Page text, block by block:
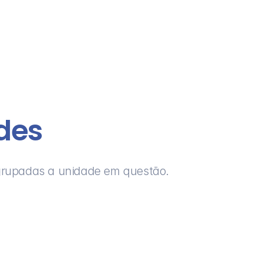
a unidade em questão.